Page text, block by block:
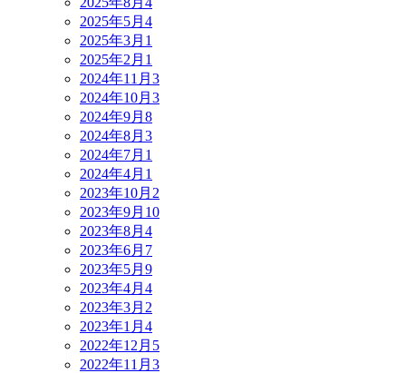
2025年5月 4
2025年3月 1
2025年2月 1
2024年11月 3
2024年10月 3
2024年9月 8
2024年8月 3
2024年7月 1
2024年4月 1
2023年10月 2
2023年9月 10
2023年8月 4
2023年6月 7
2023年5月 9
2023年4月 4
2023年3月 2
2023年1月 4
2022年12月 5
2022年11月 3